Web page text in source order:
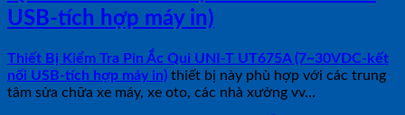
USB-tích hợp máy in)
Thiết Bị Kiểm Tra Pin Ắc Qui UNI-T UT675A (7~30VDC-kết
nối USB-tích hợp máy in) thiết bị này phù hợp với các trung
tâm sửa chữa xe máy, xe oto, các nhà xưởng vv…